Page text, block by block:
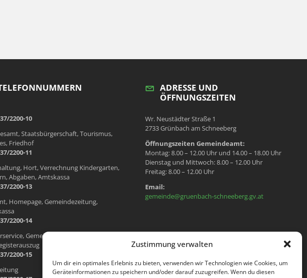
Zustimmung verwalten
Um dir ein optimales Erlebnis zu bieten, verwenden wir Technologien wie Cookies, um
Geräteinformationen zu speichern und/oder darauf zuzugreifen. Wenn du diesen
2200-10
Staatsbürgerschaft, Tourismus,
Friedhof
2200-11
Hort, Verrechnung Kindergarten,
Abgaben, Amtskassa
2200-13
Homepage, Gemeindezeitung,
2200-14
Gemeindewohnungen, Meldeamt,
2200-15
ADRESSE UND
ÖFFNUNGSZEITEN
Wr. Neustädter Straße 1
2733 Grünbach am Schneeberg
Öffnungszeiten Gemeindeamt:
Montag: 8.00 – 12.00 Uhr und 14.00 – 18.00 Uhr
Dienstag und Mittwoch: 8.00 – 12.00 Uhr
Freitag: 8.00 – 12.00 Uhr
Email:
gemeinde@gruenbach-schneeberg.gv.at